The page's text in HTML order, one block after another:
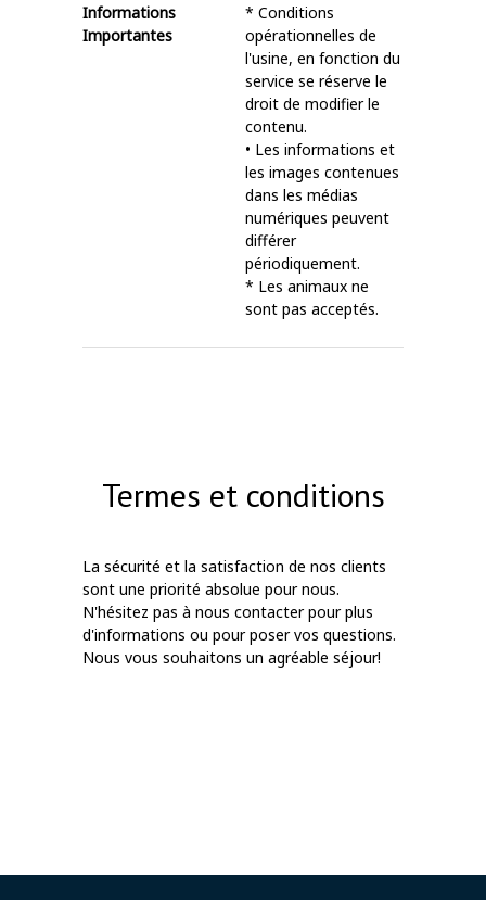
Informations
Importantes
* Conditions
opérationnelles de
l'usine, en fonction du
service se réserve le
droit de modifier le
contenu.
• Les informations et
les images contenues
dans les médias
numériques peuvent
différer
périodiquement.
* Les animaux ne
sont pas acceptés.
Termes et conditions
La sécurité et la satisfaction de nos clients
sont une priorité absolue pour nous.
N'hésitez pas à nous contacter pour plus
d'informations ou pour poser vos questions.
Nous vous souhaitons un agréable séjour!